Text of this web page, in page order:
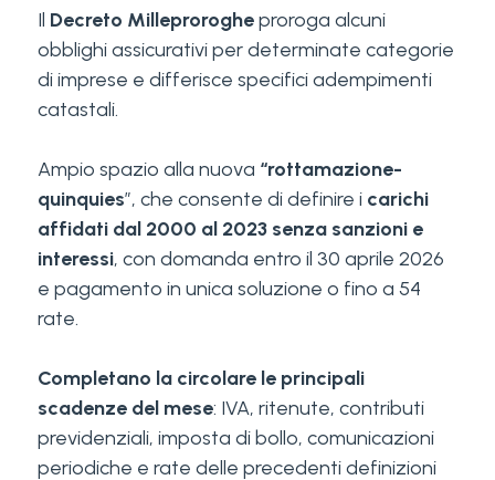
Il Decreto Milleprorogheproroga alcuni
obblighi assicurativi per determinate categorie
di imprese e differisce specifici adempimenti
catastali.
Ampio spazio alla nuova “rottamazione-
quinquies”, che consente di definire i carichi
affidati dal 2000 al 2023 senza sanzioni e
interessi, con domanda entro il 30 aprile 2026
e pagamento in unica soluzione o fino a 54
rate.
Completano la circolare le principali
scadenze del mese: IVA, ritenute, contributi
previdenziali, imposta di bollo, comunicazioni
periodiche e rate delle precedenti definizioni